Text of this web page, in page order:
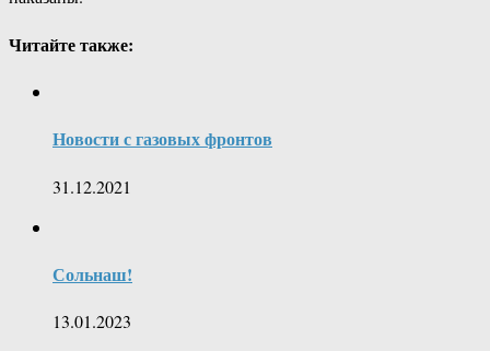
Читайте также:
Новости с газовых фронтов
31.12.2021
Сольнаш!
13.01.2023